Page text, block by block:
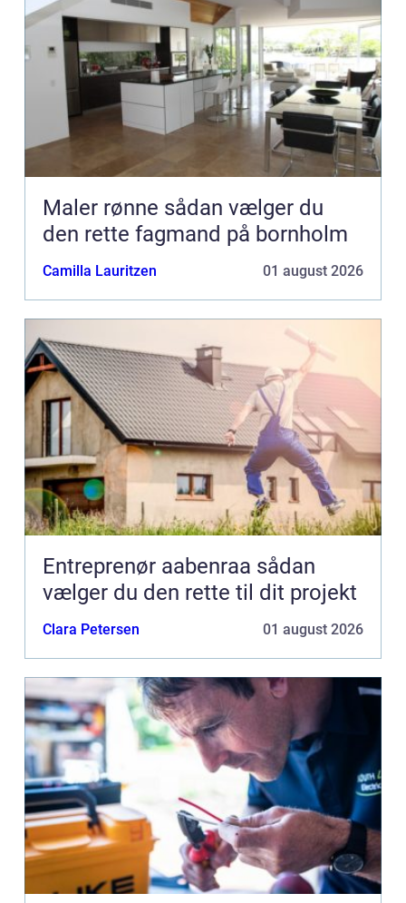
Maler rønne sådan vælger du
den rette fagmand på bornholm
Camilla Lauritzen 01 august 2026
Entreprenør aabenraa sådan
vælger du den rette til dit projekt
Clara Petersen 01 august 2026